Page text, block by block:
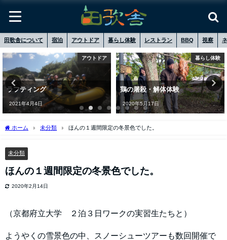
田歌舎について 宿泊 アウトドア 暮らし体験 レストラン BBQ 視察
アウトドア
ラフティング
2021年4月4日
暮らし体験
鶏の屠殺・解体体験
2020年5月17日
ホーム 未分類 ほんの１週間限定の冬景色でした。
未分類
ほんの１週間限定の冬景色でした。
2020年2月14日
（京都府立大学 ２泊３日ワークの実習生たちと）
ようやくの雪景色の中、スノーシューツアーも数回開催で